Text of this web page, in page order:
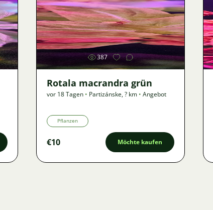
Bild
387
Rotala macrandra grün
vor 18 Tagen • Partizánske,? km • Angebot
Pflanzen
€10 Möchte kaufen